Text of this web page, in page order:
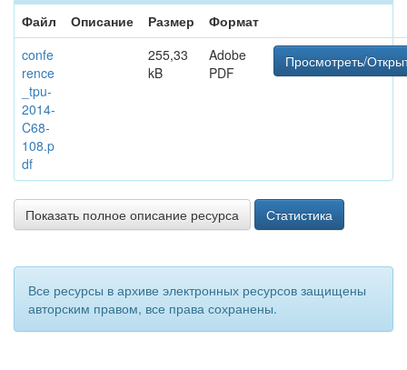
Файл
Описание Размер
Формат
confe
rence
_tpu-
2014-
C68-
108.p
df
255,33
kB
Adobe
PDF
Просмотреть/
Показать полное описание ресурса Статистика
Все ресурсы в архиве электронных ресурсов защищены
авторским правом, все права сохранены.